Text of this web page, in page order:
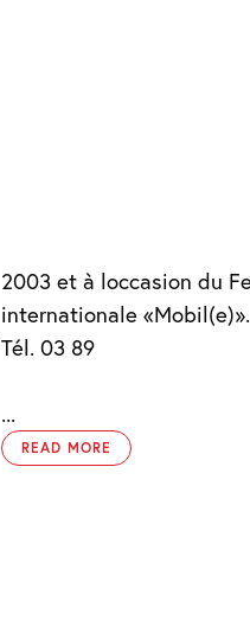
internationale «Mobil(e)».
Tél. 03 89
...
READ MORE